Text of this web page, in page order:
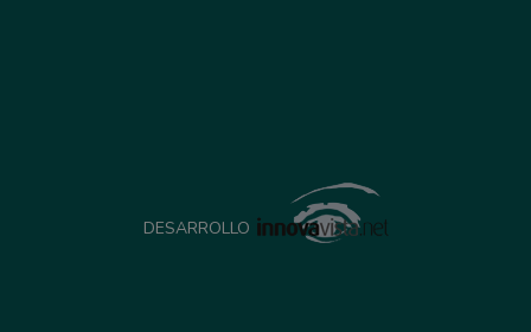
DESARROLLO